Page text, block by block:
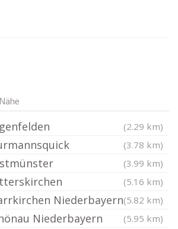
(2.29 km)
(3.78 km)
(3.99 km)
(5.16 km)
Niederbayern(5.82 km)
Niederbayern (5.95 km)